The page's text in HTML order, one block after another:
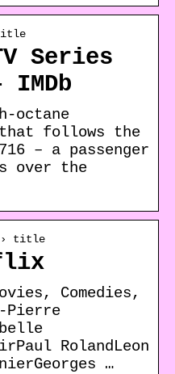
title
Series
IMDb
octane
follows the
– a passenger
over the
› title
Comedies,
Pierre
RolandLeon
…